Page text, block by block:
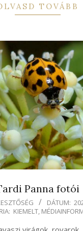
TOVÁBB
Panna fotói
DÁTUM:
KIEMELT,